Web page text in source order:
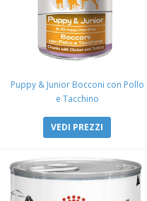
Puppy & Junior Bocconi con Pollo
e Tacchino
VEDI PREZZI